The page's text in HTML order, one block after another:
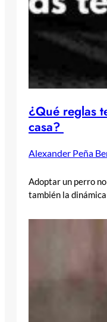
¿Qué reglas
casa?
Alexander Peña
Adoptar un perro
también la